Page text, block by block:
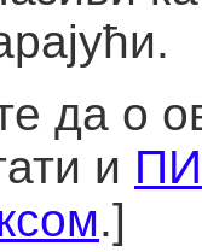
да о
и
.]